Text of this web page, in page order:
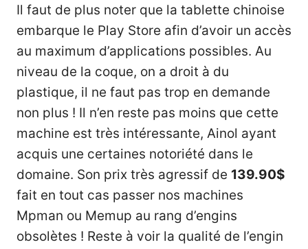
Il faut de plus noter que la tablette chinoise
embarque le Play Store afin d’avoir un accès
au maximum d’applications possibles. Au
niveau de la coque, on a droit à du
plastique, il ne faut pas trop en demande
non plus ! Il n’en reste pas moins que cette
machine est très intéressante, Ainol ayant
acquis une certaines notoriété dans le
domaine. Son prix très agressif de 139.90$
fait en tout cas passer nos machines
Mpman ou Memup au rang d’engins
obsolètes ! Reste à voir la qualité de l’engin